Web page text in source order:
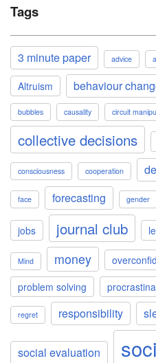
Tags
3 minute paper advice
Altruism behaviour
bubbles causality circuit
collective decisions
consciousness cooperation
face forecasting gender
jobs journal club
Mind money
problem solving
regret responsibility
social evaluation